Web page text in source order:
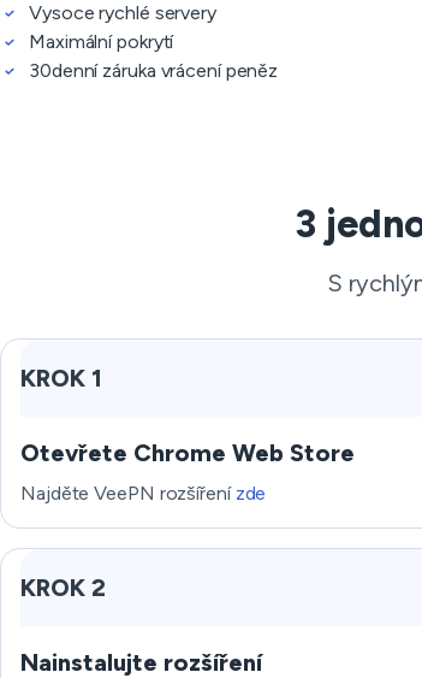
Vysoce rychlé servery
Maximální pokrytí
30denní záruka vrácení peněz
3
S
KROK 1
Otevřete Chrome Web Store
Najděte VeePN rozšíření zde
KROK 2
Nainstalujte rozšíření